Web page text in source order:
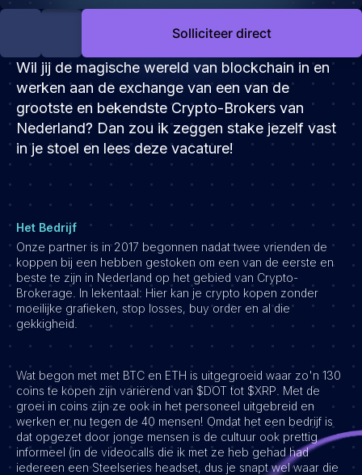
Support
Development
Engineering & leadership
Executive search
Marketing
Product
Sales
Specialistische techrollen
Support
Operations & HR
Inzichten
Over ons
Werken bij Haystack People
Jobmarketing
Contact
Vacatures
Solliciteer direct
Wil jij de magische wereld van blockchain in en
werken aan de exchange van een van de
grootste en bekendste Crypto-Brokers van
Nederland? Dan zou ik zeggen stake jezelf vast
in je stoel en lees deze vacature!
Het Bedrijf
Onze partner is in 2017 begonnen nadat twee vrienden de
koppen bij een hebben gestoken om een van de eerste en
beste te zijn in Nederland op het gebied van Crypto-
Brokerage. In lekentaal: Hier kan je crypto kopen zonder
moeilijke grafieken, stop losses, buy order en al die
gekkigheid.
Wat begon met met BTC en ETH is uitgegroeid waar zo'n 130
coins te kopen zijn variërend van $DOT tot $XRP. Met de
groei in coins zijn ze ook in het personeel uitgebreid en
werken er nu tegen de 40 mensen! Omdat het een bedrijf is
dat opgezet door jonge mensen is de cultuur ook prettig
informeel (in de videocalls die ik met ze heb gehad had
iedereen een Steelseries headset, dus je snapt wel waar die